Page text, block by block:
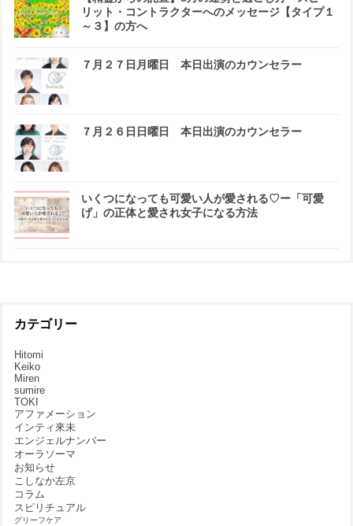
リット・コントラクターへのメッセージ【タイプ１
～３】の方へ
７月２７日月曜日 本日出演のカウンセラー
７月２６日日曜日 本日出演のカウンセラー
いくつになっても可愛い人が愛される♡ー「可愛
げ」の正体と愛され女子になる方法
カテゴリー
Hitomi
Keiko
Miren
sumire
TOKI
アファメーション
インティ來未
エンジェルナンバー
オーラソーマ
お知らせ
こしなか左京
コラム
スピリチュアル
グリーフケア